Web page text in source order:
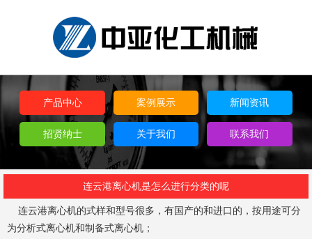
产品中心 案例展示 新闻资讯
招贤纳士 关于我们 联系我们
连云港离心机是怎么进行分类的呢
连云港离心机的式样和型号很多，有国产的和进口的，按用途可分
为分析式离心机和制备式离心机；